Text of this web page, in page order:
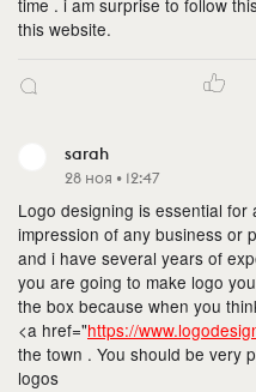
this website.
sarah
28 ноя • 12:47
Logo designing is essential
impression of any business or
and i have several years of
you are going to make logo
the box because when you
<a href="https://
the town . You should be very
logos